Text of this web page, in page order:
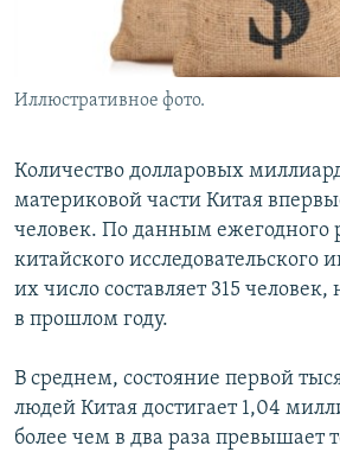
Иллюстративное фото.
Количество долларовых
материковой части Китая
человек. По данным ежегодного
китайского исследовательского
их число составляет 315
в прошлом году.
В среднем, состояние первой
людей Китая достигает 1,04
более чем в два раза превышает